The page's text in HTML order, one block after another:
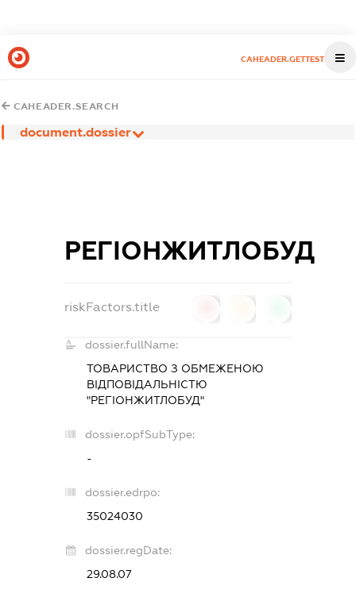
CAHEADER.GETTEST
CAHEADER.SEARCH
document.dossier
РЕГІОНЖИТЛОБУД
riskFactors.title
dossier.fullName:
ТОВАРИСТВО З ОБМЕЖЕНОЮ
ВІДПОВІДАЛЬНІСТЮ
"РЕГІОНЖИТЛОБУД"
dossier.opfSubType:
-
dossier.edrpo:
35024030
dossier.regDate:
29.08.07